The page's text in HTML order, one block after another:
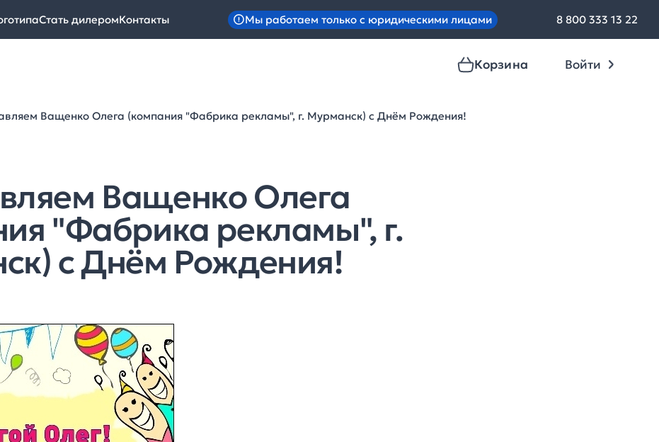
Стать дилеромКонтакты Мы работаем только с юридическими лицами 8 800 333 13 22
Корзина Войти
Ващенко Олега (компания "Фабрика рекламы", г. Мурманск) с Днём Рождения!
Ващенко Олега
"Фабрика рекламы", г.
с Днём Рождения!